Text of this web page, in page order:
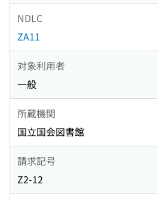
NDLC
ZA11
対象利用者
一般
所蔵機関
国立国会図書館
請求記号
Z2-12